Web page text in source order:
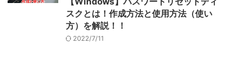
スクとは！作成方法と使用方法（使い
方）を解説！！
2022/7/11